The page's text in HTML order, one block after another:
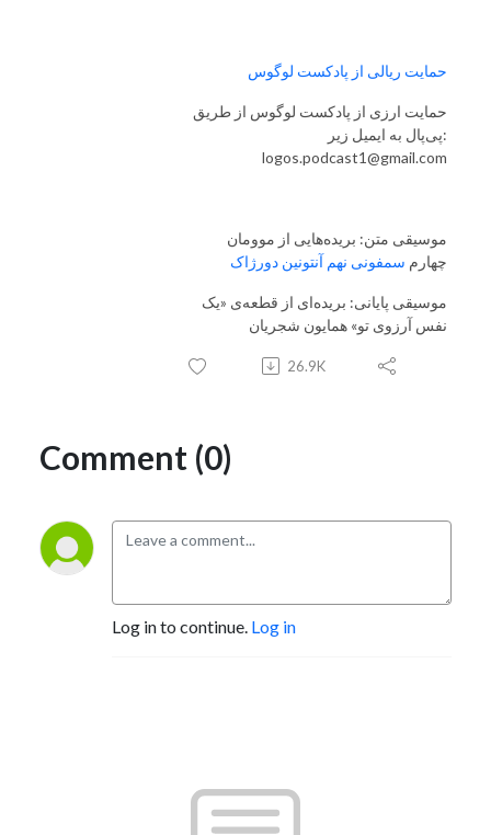
حمایت ریالی از پادکست لوگوس
حمایت ارزی از پادکست لوگوس از طریق
پی‌پال به ایمیل زیر:
logos.podcast1@gmail.com
چهارم سمفونی نهم آنتونین دورژاک
موسیقی پایانی: بریده‌ای از قطعه‌ی «یک‌
نفس آرزوی تو» همایون شجریان
26.9K
Comment (0)
Log in to continue. Log in